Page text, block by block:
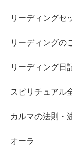
リーディングセ
リーディングの
リーディング日
スピリチュアル
カルマの法則・
オーラ